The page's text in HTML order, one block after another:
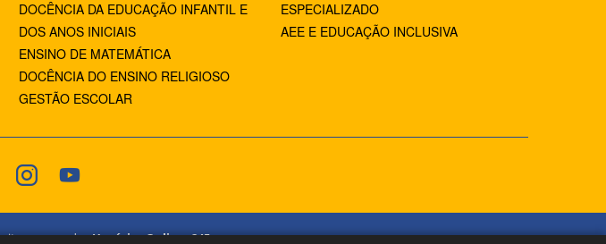
DOCÊNCIA DA EDUCAÇÃO INFANTIL E
DOS ANOS INICIAIS
ENSINO DE MATEMÁTICA
DOCÊNCIA DO ENSINO RELIGIOSO
GESTÃO ESCOLAR
ESPECIALIZADO
AEE E EDUCAÇÃO INCLUSIVA
reservados.Usuários Online:245